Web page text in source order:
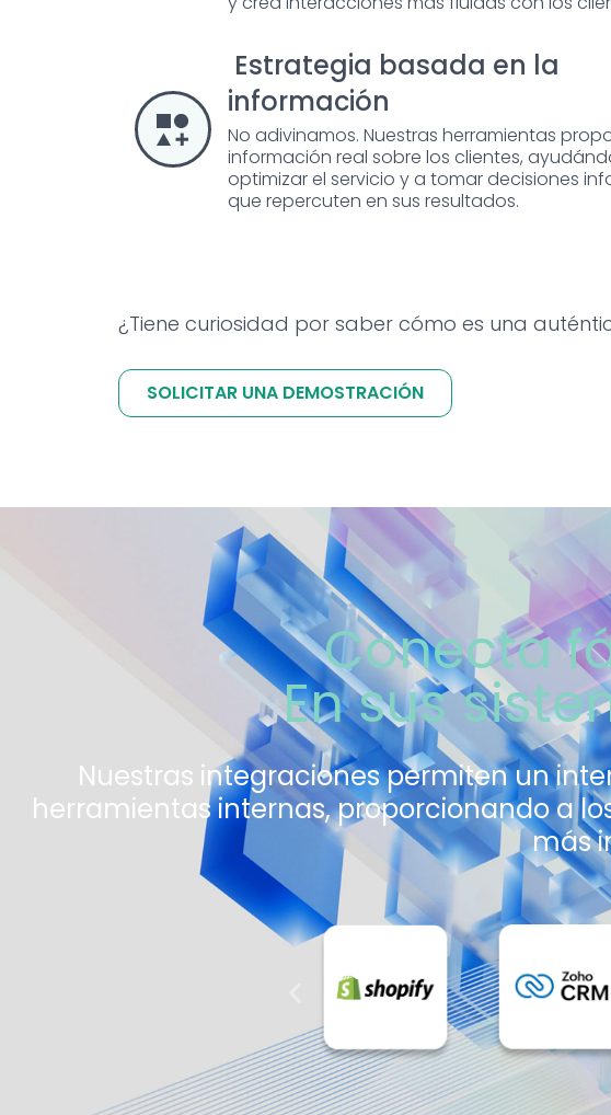
Estrategia basada en la
información
No adivinamos. Nuestras herramientas
información real sobre los clientes,
optimizar el servicio y a tomar decisiones
que repercuten en sus resultados.
¿Tiene curiosidad por saber cómo es una
SOLICITAR UNA DEMOSTRACIÓN
Conecta
En sus
Nuestras integraciones permiten un
herramientas internas, proporcionando a
más